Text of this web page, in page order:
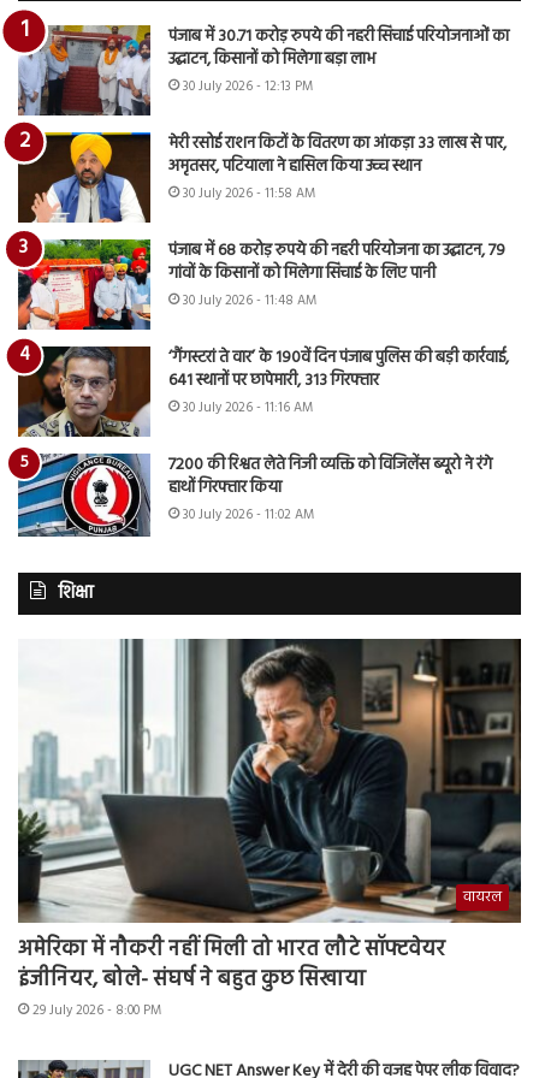
पंजाब में 30.71 करोड़ रुपये की नहरी सिंचाई परियोजनाओं का
उद्घाटन, किसानों को मिलेगा बड़ा लाभ
30 July 2026 - 12:13 PM
मेरी रसोई राशन किटों के वितरण का आंकड़ा 33 लाख से पार,
अमृतसर, पटियाला ने हासिल किया उच्च स्थान
30 July 2026 - 11:58 AM
पंजाब में 68 करोड़ रुपये की नहरी परियोजना का उद्घाटन, 79
गांवों के किसानों को मिलेगा सिंचाई के लिए पानी
30 July 2026 - 11:48 AM
‘गैंगस्टरां ते वार’ के 190वें दिन पंजाब पुलिस की बड़ी कार्रवाई,
641 स्थानों पर छापेमारी, 313 गिरफ्तार
30 July 2026 - 11:16 AM
7200 की रिश्वत लेते निजी व्यक्ति को विजिलेंस ब्यूरो ने रंगे
हाथों गिरफ्तार किया
30 July 2026 - 11:02 AM
शिक्षा
वायरल
अमेरिका में नौकरी नहीं मिली तो भारत लौटे सॉफ्टवेयर
इंजीनियर, बोले- संघर्ष ने बहुत कुछ सिखाया
29 July 2026 - 8:00 PM
UGC NET Answer Key में देरी की वजह पेपर लीक विवाद?